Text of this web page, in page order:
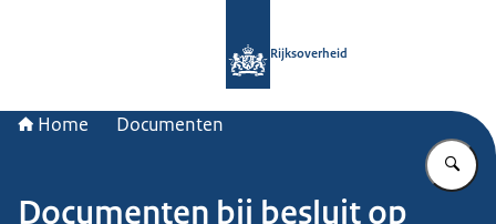
Rijksoverheid
Home Documenten
Documenten bij besluit op